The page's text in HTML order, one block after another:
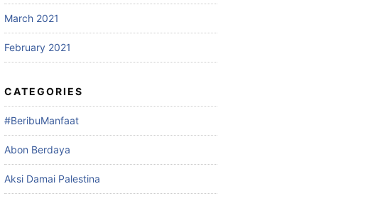
March 2021
February 2021
CATEGORIES
#BeribuManfaat
Abon Berdaya
Aksi Damai Palestina